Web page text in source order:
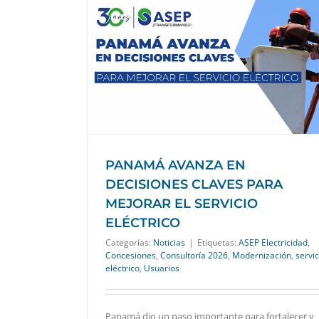
PANAMÁ AVANZA EN
DECISIONES CLAVES PARA
MEJORAR EL SERVICIO
ELÉCTRICO
Categorías: Noticias | Etiquetas: ASEP Electricidad,
Concesiones, Consultoría 2026, Modernización,
eléctrico, Usuarios
Panamá dio un paso importante para fortalecer y